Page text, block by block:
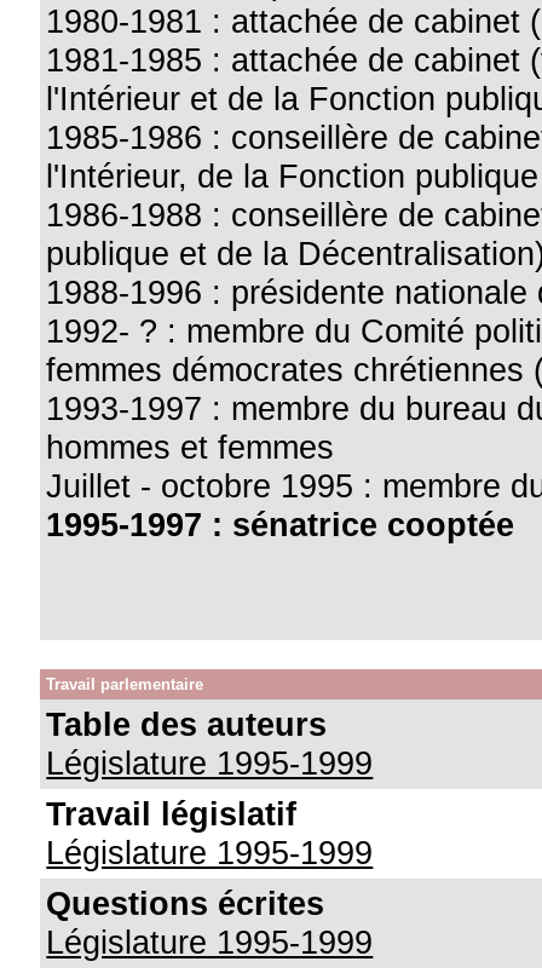
1980-1981 : attachée de cabinet
1981-1985 : attachée de cabinet
l'Intérieur et de la Fonction
1985-1986 : conseillère de
l'Intérieur, de la Fonction
1986-1988 : conseillère de
publique et de la
1988-1996 : présidente
1992- ? : membre du Comité
femmes démocrates chrétiennes
1993-1997 : membre du bureau
hommes et femmes
Juillet - octobre 1995 : membre
1995-1997 : sénatrice cooptée
Travail parlementaire
Table des auteurs
Législature 1995-1999
Travail législatif
Législature 1995-1999
Questions écrites
Législature 1995-1999